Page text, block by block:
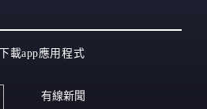
載app應用程式
有線新聞